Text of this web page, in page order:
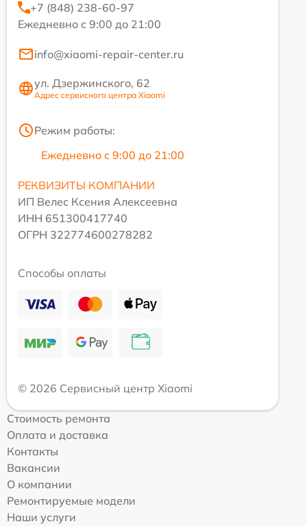
+7 (848) 238-60-97
Ежедневно с 9:00 до 21:00
info@xiaomi-repair-center.ru
ул. Дзержинского, 62
Адрес сервисного центра Xiaomi
Режим работы:
Ежедневно с 9:00 до 21:00
РЕКВИЗИТЫ КОМПАНИИ
ИП Велес Ксения Алексеевна
ИНН 651300417740
ОГРН 322774600278282
Способы оплаты
© 2026 Сервисный центр Xiaomi
Стоимость ремонта
Оплата и доставка
Контакты
Вакансии
О компании
Ремонтируемые модели
Наши услуги